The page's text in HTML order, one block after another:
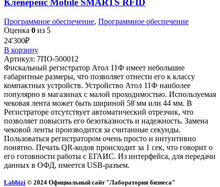
Клеверенс Mobile SMARTS RFID
Программное обеспечение, Программное обеспечение
Оценка 0 из 5
24'300₽
В корзину
Артикул: 7ПО-500012
Фискальный регистратор Атол 11Ф имеет небольшие
габаритные размеры, что позволяет отнести его к классу
компактных устройств. Устройство Атол 11Ф наиболее
популярно в магазинах с малой проходимостью. Используемая
чековая лента может быть шириной 58 мм или 44 мм. В
Регистраторе отсутствует автоматический отрезчик, что
позволяет повысить его безотказность и надежность. Замена
чековой ленты производится за считанные секунды.
Пользоваться регистратором очень просто и интуитивно
понятно. Печать QR-кодов происходит за 1 сек, что говорит о
его готовности работы с ЕГАИС. Из интерфейса, для передачи
данных в ОФД, имеется USB-разъем.
Labbizi © 2024 Официальный сайт "Лаборатория бизнеса"